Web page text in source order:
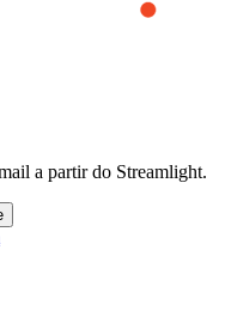
a partir do Streamlight.